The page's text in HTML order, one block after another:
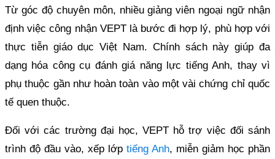
Từ góc độ chuyên môn, nhiều giảng viên ngoại ngữ nhận
định việc công nhận VEPT là bước đi hợp lý, phù hợp với
thực tiễn giáo dục Việt Nam. Chính sách này giúp đa
dạng hóa công cụ đánh giá năng lực tiếng Anh, thay vì
phụ thuộc gần như hoàn toàn vào một vài chứng chỉ quốc
tế quen thuộc.
Đối với các trường đại học, VEPT hỗ trợ việc đối sánh
trình độ đầu vào, xếp lớp tiếng Anh, miễn giảm học phần